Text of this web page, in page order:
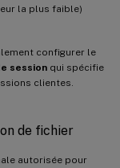
la plus faible)
configurer le
session qui spécifie
clientes.
de fichier
autorisée pour